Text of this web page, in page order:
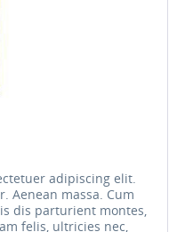
adipiscing elit.
Aenean massa. Cum
dis parturient montes,
felis, ultricies nec,